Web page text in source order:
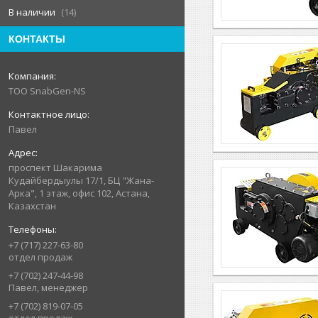
В наличии 14
КОНТАКТЫ
ТОО SnabGen-NS
Павел
проспект Шакарима
Кудайбердыулы 17/1, БЦ "Жана-
Арка", 1 этаж, офис 102, Астана,
Казахстан
+7 (717) 227-63-80
отдел продаж
+7 (702) 247-44-98
Павел, менеджер
+7 (702) 819-07-05